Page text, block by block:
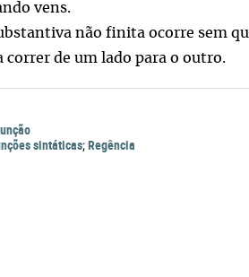
vens.
não finita ocorre sem
correr de um lado para o outro.
sintáticas;Regência